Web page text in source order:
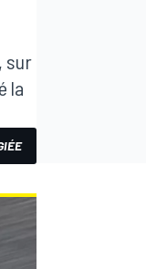
sur
la